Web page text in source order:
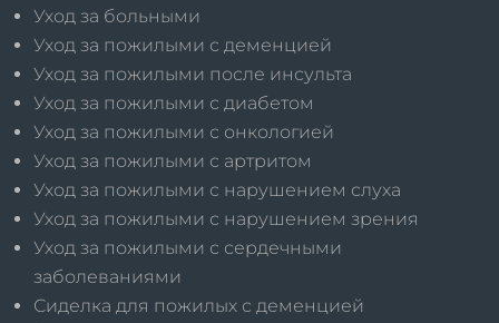
Уход за больными
Уход за пожилыми с деменцией
Уход за пожилыми после инсульта
Уход за пожилыми с диабетом
Уход за пожилыми с онкологией
Уход за пожилыми с артритом
Уход за пожилыми с нарушением слуха
Уход за пожилыми с нарушением зрения
Уход за пожилыми с сердечными
заболеваниями
Сиделка для пожилых с деменцией